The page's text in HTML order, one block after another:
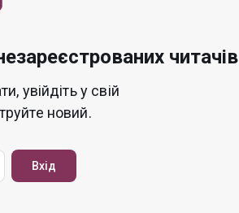
читачів
увійдіть у свій
новий.
Вхід